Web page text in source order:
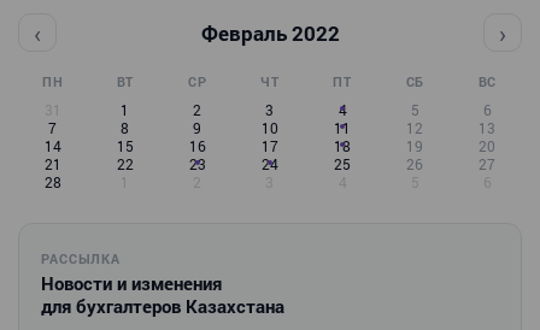
‹ Февраль 2022 ›
ПН ВТ СР ЧТ ПТ СБ ВС
31 1 2 3 4 5
6
7
8 9 10 11 12
13
14
15 16 17 18 19
20
21
22 23 24 25 26
27
28
1 2 3 4 5 6
РАССЫЛКА
Новости и изменения
для бухгалтеров Казахстана